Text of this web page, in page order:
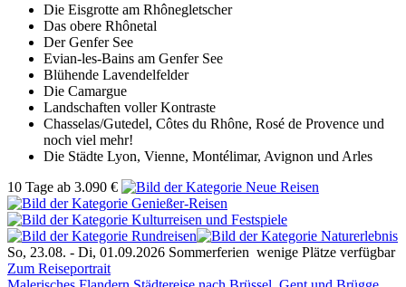
Die Eisgrotte am Rhônegletscher
Das obere Rhônetal
Der Genfer See
Evian-les-Bains am Genfer See
Blühende Lavendelfelder
Die Camargue
Landschaften voller Kontraste
Chasselas/Gutedel, Côtes du Rhône, Rosé de Provence und
noch viel mehr!
Die Städte Lyon, Vienne, Montélimar, Avignon und Arles
10 Tage ab 3.090 €
So, 23.08. - Di, 01.09.2026 Sommerferien wenige Plätze verfügbar
Zum Reiseportrait